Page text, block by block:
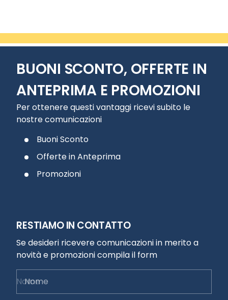
BUONI SCONTO, OFFERTE IN
ANTEPRIMA E PROMOZIONI
Per ottenere questi vantaggi ricevi subito le
nostre comunicazioni
Buoni Sconto
Offerte in Anteprima
Promozioni
RESTIAMO IN CONTATTO
Se desideri ricevere comunicazioni in merito a
novità e promozioni compila il form
Nome